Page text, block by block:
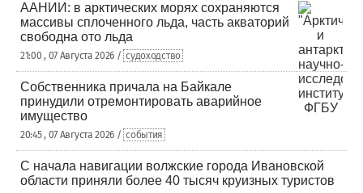
ААНИИ: в арктических морях сохраняются
массивы сплоченного льда, часть акваторий
свободна ото льда
21:00 , 07 Августа 2026 / судоходство
Собственника причала на Байкале
принудили отремонтировать аварийное
имущество
20:45 , 07 Августа 2026 / события
С начала навигации волжские города Ивановской
области приняли более 40 тысяч круизных туристов